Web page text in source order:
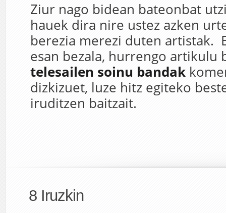
Ziur nago bidean bateonbat
hauek dira nire ustez azken
berezia merezi duten artistak.
esan bezala, hurrengo artikulu
telesailen soinu bandak
dizkizuet, luze hitz egiteko
iruditzen baitzait.
8 Iruzkin